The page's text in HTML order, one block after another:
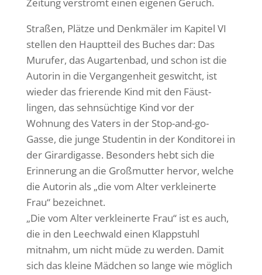
Straßen, Plätze und Denk­mäler im Kapitel VI
stellen den Haupt­teil des Buches dar: Das
Murufer, das Augar­tenbad, und schon ist die
Autorin in die Vergan­gen­heit geswitcht, ist
wieder das frie­rende Kind mit den Fäust­
lingen, das sehn­süch­tige Kind vor der
Wohnung des Vaters in der Stop-and-go-
Gasse, die junge Studentin in der Kondi­torei in
der Girar­di­gasse. Beson­ders hebt sich die
Erin­ne­rung an die Groß­mutter hervor, welche
die Autorin als „die vom Alter verklei­nerte
Frau“ bezeichnet.
„Die vom Alter verklei­nerte Frau“ ist es auch,
die in den Leech­wald einen Klapp­stuhl
mitnahm, um nicht müde zu werden. Damit
sich das kleine Mädchen so lange wie möglich